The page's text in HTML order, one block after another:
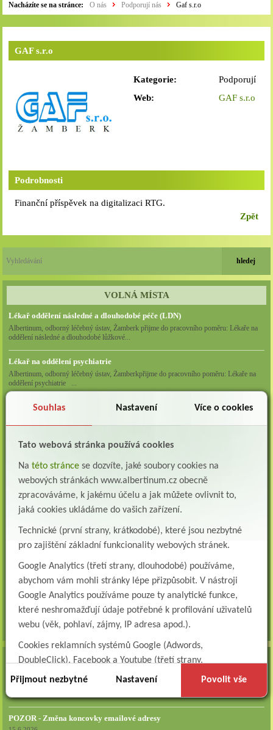
Nacházíte se na stránce: O nás Podporují nás Gaf s.r.o
GAF s.r.o
Kategorie:
Podporují
nás
Web: GAF s.r.o
Podrobnosti
Finanční příspěvek na digitalizaci RTG.
Zpět
VOLNÁ MÍSTA
Lékař oddělení následné a dlouhodobé péče (LDN)
Albertinum, odborný léčebný ústav, Žamberk přijme do pracovního poměru: Lékaře na
oddělení následné a dlouhodobé lůžkové...
Lékař na oddělení psychiatrie
Albertinum, odborný léčebný ústav, Žamberkpřijme do pracovního poměru: Lékaře na
oddělení psychiatrie ...
Lékař oddělení pneumologie a ftizeologie (plicní oddělení)
Přidejte se k nám Do našeho týmu přijmeme všeobecnou nebo praktickou sestru na
lůžkové oddělení následné a dlouhodobé pé...
Všeobecná sestra na plicní oddělení
Albertinum, odborný léčebný ústav, přijme do pracovního poměru: VŠEOBECNÁ
Logoped/klinický logoped
KLINICKÉHO LOGOPEDA Nab...
Ergoterapeut/ka
poměru: ERGOTERAPEUTA, EGOTERAPEUTKU Požadujeme:odbornou způsobi...
všechna volná místa »
AKTUALITY
Zapojte se do naší fotosoutěže!
POZOR - Změna koncovky emailové adresy
Souhlas Nastavení Více o cookies
Tato webová stránka používá cookies
Na této stránce se dozvíte, jaké soubory cookies na
webových stránkách www.albertinum.cz obecně
zpracováváme, k jakému účelu a jak můžete ovlivnit to,
jaká cookies ukládáme do vašich zařízení.
Technické (první strany, krátkodobé), které jsou nezbytné
pro zajištění základní funkcionality webových stránek.
Google Analytics (třetí strany, dlouhodobé) používáme,
abychom vám mohli stránky lépe přizpůsobit. V nástroji
Google Analytics používáme pouze ty analytické funkce,
které neshromažďují údaje potřebné k profilování uživatelů
webu (věk, pohlaví, zájmy, IP adresa apod.).
Cookies reklamních systémů Google (Adwords,
DoubleClick), Facebook a Youtube (třetí strany,
dlouhodobé). Tyto
cookiesslouží k marketingovému
například prostřednictvím personalizované reklamy na
sociálních sítích.
Přijmout nezbytné Nastavení Povolit vše